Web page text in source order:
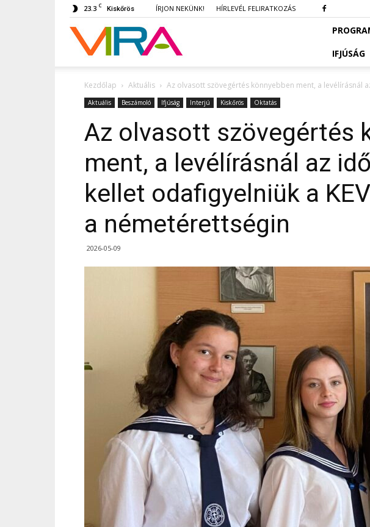
23.3 C Kiskőrös ÍRJON NEKÜNK! HÍRLEVÉL FELIRATKOZÁS
VIRA
IFJÚSÁG
Kezdőlap Aktuális Az olvasott szövegértés könnyebben ment, a levélírásnál
Aktuális Beszámoló Ifjúság Interjú Kiskőrös Oktatás
Az olvasott szövegértés
ment, a levélírásnál az
kellet odafigyelniük a
a németérettségin
2026-05-09